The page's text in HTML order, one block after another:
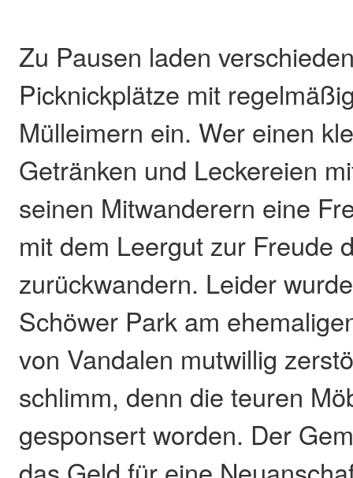
Zu Pausen laden
Picknickplätze mit
Mülleimern ein. Wer einen
Getränken und Leckereien
seinen Mitwanderern eine
mit dem Leergut zur Freude
zurückwandern. Leider
Schöwer Park am
von Vandalen mutwillig
schlimm, denn die teuren
gesponsert worden. Der